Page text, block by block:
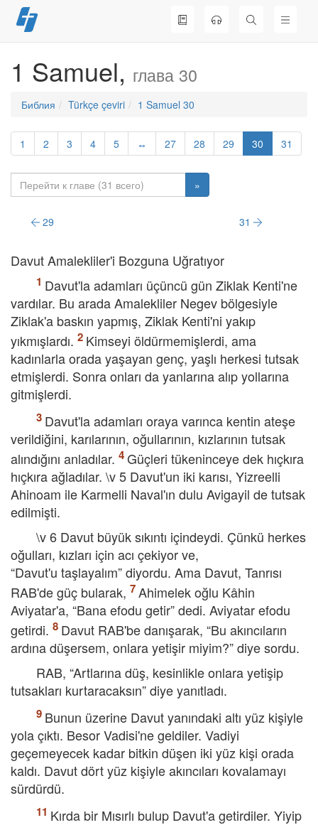
Перейти
к
1 Samuel, глава 30
Библия Türkçe çeviri 1 Samuel 30
1 2 3 4 5 ↔ 27 28 29 30 31
»
29 31
Davut Amalekliler'i Bozguna Uğratıyor
Davut'la adamları üçüncü gün Ziklak Kenti'ne
vardılar. Bu arada Amalekliler Negev bölgesiyle
Ziklak'a baskın yapmış, Ziklak Kenti'ni yakıp
yıkmışlardı.
Kimseyi öldürmemişlerdi, ama
kadınlarla orada yaşayan genç, yaşlı herkesi tutsak
etmişlerdi. Sonra onları da yanlarına alıp yollarına
gitmişlerdi.
Davut'la adamları oraya varınca kentin ateşe
verildiğini, karılarının, oğullarının, kızlarının tutsak
alındığını anladılar.
Güçleri tükeninceye dek hıçkıra
hıçkıra ağladılar. \v 5 Davut'un iki karısı, Yizreelli
Ahinoam ile Karmelli Naval'ın dulu Avigayil de tutsak
edilmişti.
\v 6 Davut büyük sıkıntı içindeydi. Çünkü herkes
oğulları, kızları için acı çekiyor ve,
“Davut'u taşlayalım” diyordu. Ama Davut, Tanrısı
RAB'de güç bularak,
Ahimelek oğlu Kâhin
Aviyatar'a, “Bana efodu getir” dedi. Aviyatar efodu
getirdi.
Davut RAB'be danışarak, “Bu akıncıların
ardına düşersem, onlara yetişir miyim?” diye sordu.
RAB, “Artlarına düş, kesinlikle onlara yetişip
tutsakları kurtaracaksın” diye yanıtladı.
Bunun üzerine Davut yanındaki altı yüz kişiyle
yola çıktı. Besor Vadisi'ne geldiler. Vadiyi
geçemeyecek kadar bitkin düşen iki yüz kişi orada
kaldı. Davut dört yüz kişiyle akıncıları kovalamayı
sürdürdü.
Kırda bir Mısırlı bulup Davut'a getirdiler. Yiyip